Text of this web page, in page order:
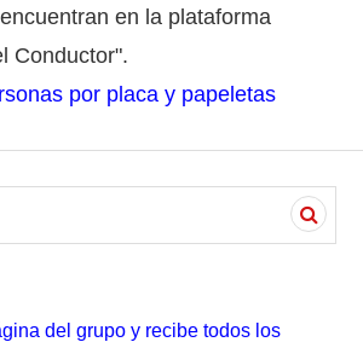
en la plataforma
Conductor".
por placa y papeletas
del grupo y recibe todos los